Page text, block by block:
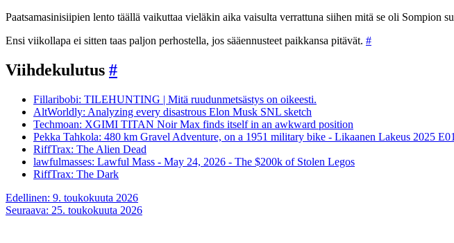
Paatsamasinisiipien lento täällä vaikuttaa vieläkin aika vaisulta verrattuna siihen mitä se oli Sompion
Ensi viikollapa ei sitten taas paljon perhostella, jos sääennusteet paikkansa pitävät. #
Viihdekulutus #
Fillaribobi: TILEHUNTING | Mitä ruudunmetsästys on oikeesti.
AltWorldly: Analyzing every disastrous Elon Musk SNL sketch
Techmoan: XGIMI TITAN Noir Max finds itself in an awkward position
Pekka Tahkola: 480 km Gravel Adventure, on a 1951 military bike - Likaanen Lakeus 2025 E01
RiffTrax: The Alien Dead
lawfulmasses: Lawful Mass - May 24, 2026 - The $200k of Stolen Legos
RiffTrax: The Dark
Artikkelien
selaus
Edellinen: 9. toukokuuta 2026
Seuraava: 25. toukokuuta 2026